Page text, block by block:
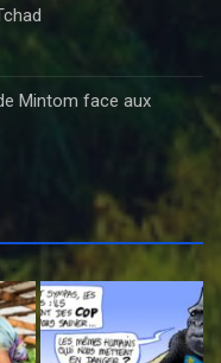
Mintom face aux